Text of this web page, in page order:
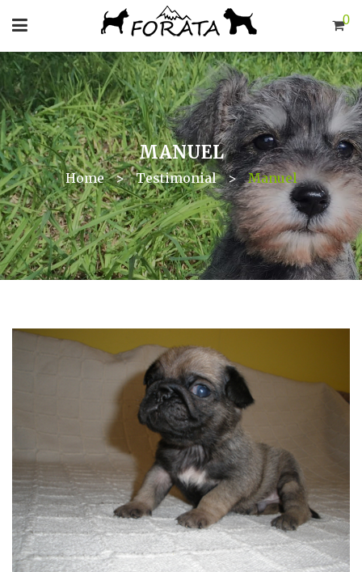
0
MANUEL
Home > Testimonial > Manuel